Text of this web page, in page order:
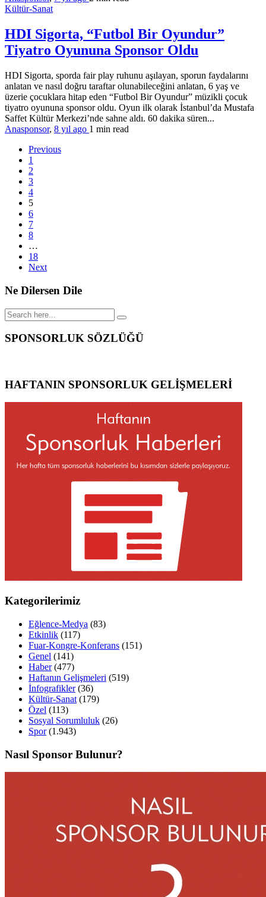
Kültür-Sanat
HDI Sigorta, “Futbol Bir Oyundur”
Tiyatro Oyununa Sponsor Oldu
HDI Sigorta, sporda fair play ruhunu aşılayan, sporun faydalarını
anlatan ve nasıl doğru taraftar olunabileceğini anlatan, 6 yaş ve
üzerie çocuklara hitap eden “Futbol Bir Oyundur” müzikli çocuk
tiyatro oyununa sponsor oldu. Oyun ilk olarak İstanbul’da Mustafa
Saffet Kültür Merkezi’nde sahne aldı. 60 dakika süren...
Anasponsor, 8 yıl ago 1 min read
Previous
1
2
3
4
5
6
7
8
…
18
Next
Ne Dilersen Dile
SPONSORLUK SÖZLÜĞÜ
HAFTANIN SPONSORLUK GELİŞMELERİ
Kategorilerimiz
Eğlence-Medya (83)
Etkinlik (117)
Fuar-Kongre-Konferans (151)
Genel (141)
Haber(477)
Haftanın Gelişmeleri (519)
İnfografikler(36)
Kültür-Sanat (179)
Özel (113)
Sosyal Sorumluluk (26)
Spor(1.943)
Nasıl Sponsor Bulunur?